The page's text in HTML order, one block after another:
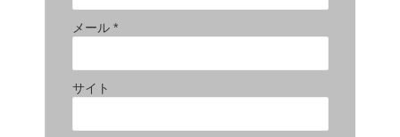
メール *
サイト